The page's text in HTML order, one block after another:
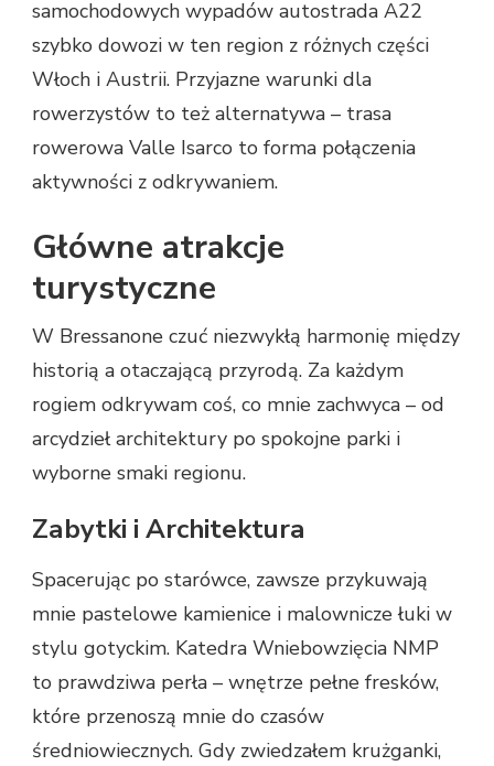
samochodowych wypadów autostrada A22
szybko dowozi w ten region z różnych części
Włoch i Austrii. Przyjazne warunki dla
rowerzystów to też alternatywa – trasa
rowerowa Valle Isarco to forma połączenia
aktywności z odkrywaniem.
Główne atrakcje
turystyczne
W Bressanone czuć niezwykłą harmonię między
historią a otaczającą przyrodą. Za każdym
rogiem odkrywam coś, co mnie zachwyca – od
arcydzieł architektury po spokojne parki i
wyborne smaki regionu.
Zabytki i Architektura
Spacerując po starówce, zawsze przykuwają
mnie pastelowe kamienice i malownicze łuki w
stylu gotyckim. Katedra Wniebowzięcia NMP
to prawdziwa perła – wnętrze pełne fresków,
które przenoszą mnie do czasów
średniowiecznych. Gdy zwiedzałem krużganki,